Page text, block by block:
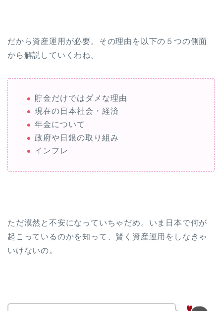
だから資産運用が必要。その理由を以下の５つの側面
から解説していくわね。
貯金だけではダメな理由
現在の日本社会・経済
年金について
政府や日銀の取り組み
インフレ
ただ漠然と不安になっていちゃだめ。いま日本で何が
起こっているのかを知って、賢く資産運用をしなきゃ
いけないの。